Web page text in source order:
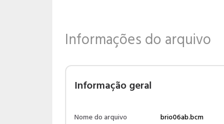
Informações do arquivo
Informação geral
Nome do arquivo
brio06ab.bcm